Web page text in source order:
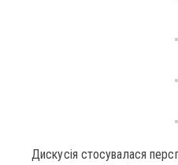
Дискусія стосувалася